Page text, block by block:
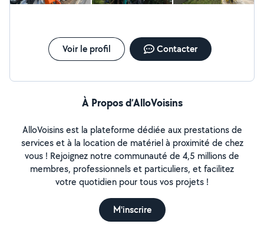
Voir le profil Contacter
À Propos d’AlloVoisins
AlloVoisins est la plateforme dédiée aux prestations de
services et à la location de matériel à proximité de chez
vous ! Rejoignez notre communauté de 4,5 millions de
membres, professionnels et particuliers, et facilitez
votre quotidien pour tous vos projets !
M'inscrire